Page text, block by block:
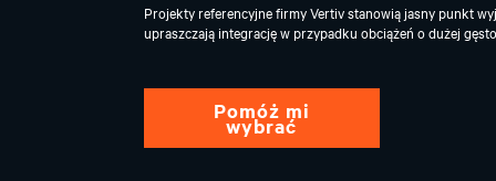
Projekty referencyjne firmy Vertiv stanowią jasny punkt
upraszczają integrację w przypadku obciążeń o dużej
Pomóż mi
wybrać